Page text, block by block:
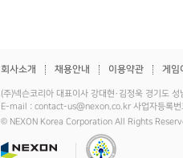
회사소개 채용안내 이용약관 게임
(주)넥슨코리아 대표이사 강대현·김정욱 경기
E-mail : contact-us@nexon.co.kr 사업자등록
© NEXON Korea Corporation All Rights